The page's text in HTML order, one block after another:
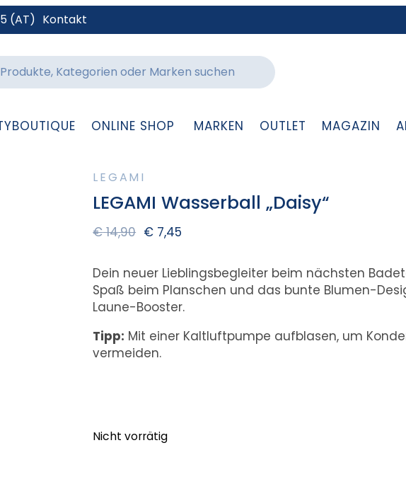
(AT) Kontakt
ONLINE SHOP MARKEN OUTLET MAGAZIN
LEGAMI
LEGAMI Wasserball „Daisy“
€14,90 € 7,45
Dein neuer Lieblingsbegleiter beim nächsten
Spaß beim Planschen und das bunte Blumen-
Laune-Booster.
Tipp: Mit einer Kaltluftpumpe aufblasen, um
vermeiden.
Nicht vorrätig